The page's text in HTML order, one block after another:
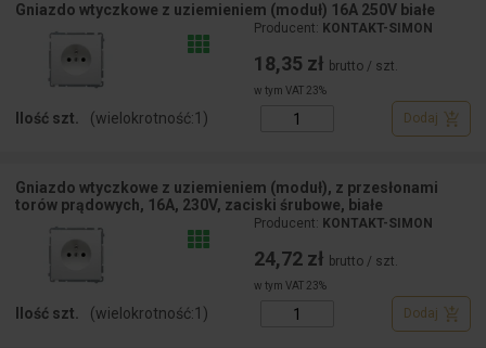
Gniazdo wtyczkowe z uziemieniem (moduł) 16A 250V białe
Producent: KONTAKT-SIMON
18,35 zł brutto / szt.
w tym VAT 23%
Ilość szt. (wielokrotność:1 ) Dodaj
Gniazdo wtyczkowe z uziemieniem (moduł), z przesłonami
torów prądowych, 16A, 230V, zaciski śrubowe, białe
Producent: KONTAKT-SIMON
24,72 zł brutto / szt.
w tym VAT 23%
Ilość szt. (wielokrotność:1 ) Dodaj